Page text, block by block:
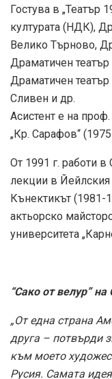
Гостува в „Театър
културата (НДК),
Велико Търново,
Драматичен
Драматичен
Сливен и др.
Асистент е на
„Кр. Сарафов“
От 1991 г. работи
лекции в
Кънектикът (1981-
актьорско
университета
“Сако от велур”
„От една страна
друга – потвърди
към моето
Русия. Самата